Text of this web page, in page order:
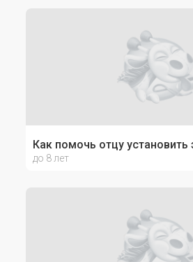
Как помочь отцу
до 8 лет